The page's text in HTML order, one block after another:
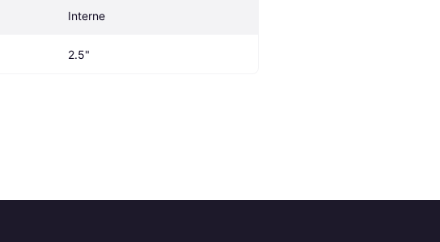
Interne
2.5"